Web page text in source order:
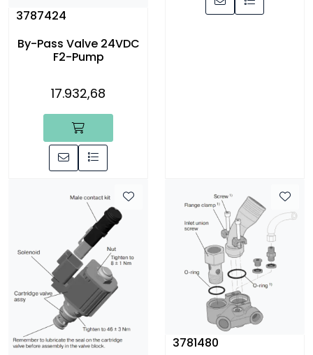
3787424
By-Pass Valve 24VDC
F2-Pump
17.932,68
3781480